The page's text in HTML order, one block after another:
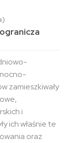
zamieszkiwały
i
ich właśnie te
oraz